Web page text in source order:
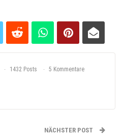
1432 Posts 5 Kommentare
NÄCHSTER POST